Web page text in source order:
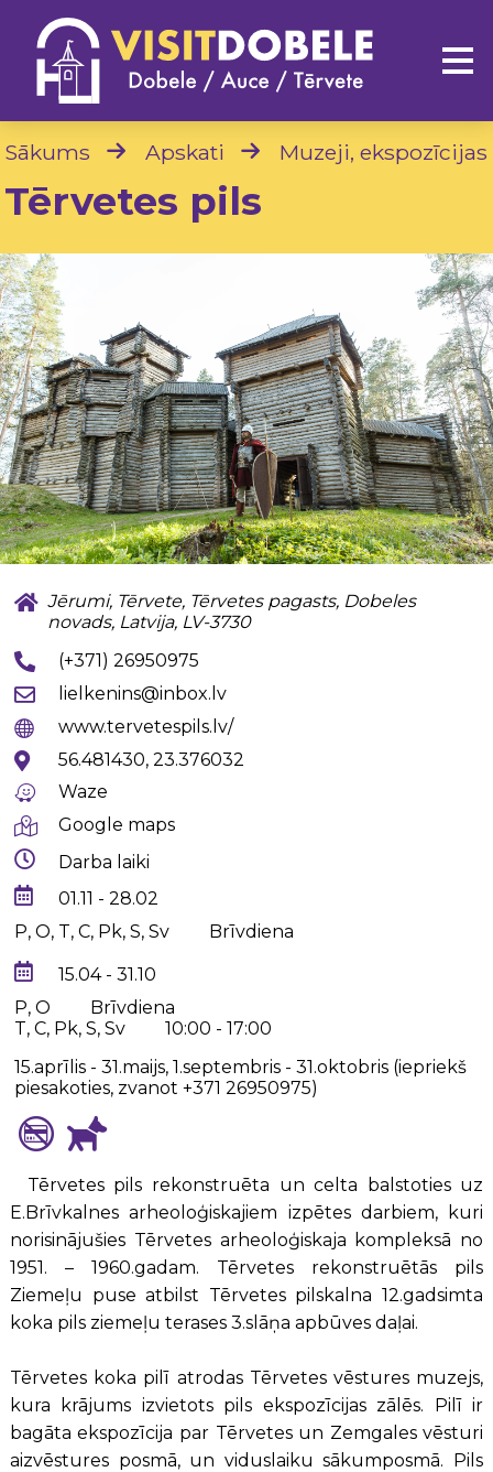
Sākums Apskati Muzeji, ekspozīcijas
Tērvetes pils
Jērumi, Tērvete, Tērvetes pagasts, Dobeles
novads, Latvija, LV-3730
(+371) 26950975
lielkenins@inbox.lv
www.tervetespils.lv/
56.481430, 23.376032
Waze
Google maps
Darba laiki
01.11 - 28.02
P, O, T, C, Pk, S, Sv
Brīvdiena
15.04 - 31.10
P, O
Brīvdiena
T, C, Pk, S, Sv
10:00 - 17:00
15.aprīlis - 31.maijs, 1.septembris - 31.oktobris (iepriekš
piesakoties, zvanot +371 26950975)
Tērvetes pils rekonstruēta un celta balstoties uz
E.Brīvkalnes arheoloģiskajiem izpētes darbiem, kuri
norisinājušies Tērvetes arheoloģiskaja kompleksā no
1951. – 1960.gadam. Tērvetes rekonstruētās pils
Ziemeļu puse atbilst Tērvetes pilskalna 12.gadsimta
koka pils ziemeļu terases 3.slāņa apbūves daļai.
Tērvetes koka pilī atrodas Tērvetes vēstures muzejs,
kura krājums izvietots pils ekspozīcijas zālēs. Pilī ir
bagāta ekspozīcija par Tērvetes un Zemgales vēsturi
aizvēstures posmā, un viduslaiku sākumposmā. Pils